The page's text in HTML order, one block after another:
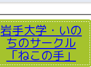
岩手大学・いの
ちのサークル
「ねこの手」